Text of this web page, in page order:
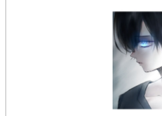
とお気に入りでございますぞ（ﾆﾏ